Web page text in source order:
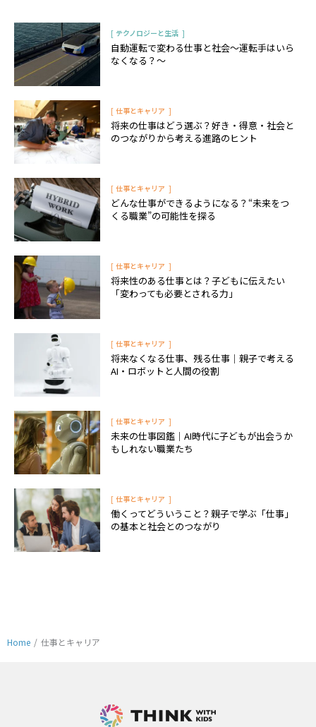
[ テクノロジーと生活 ]
自動運転で変わる仕事と社会〜運転手はいら
なくなる？〜
[ 仕事とキャリア ]
将来の仕事はどう選ぶ？好き・得意・社会と
のつながりから考える進路のヒント
[ 仕事とキャリア ]
どんな仕事ができるようになる？“未来をつ
くる職業”の可能性を探る
[ 仕事とキャリア ]
将来性のある仕事とは？子どもに伝えたい
「変わっても必要とされる力」
[ 仕事とキャリア ]
将来なくなる仕事、残る仕事｜親子で考える
AI・ロボットと人間の役割
[ 仕事とキャリア ]
未来の仕事図鑑｜AI時代に子どもが出会うか
もしれない職業たち
[ 仕事とキャリア ]
働くってどういうこと？親子で学ぶ「仕事」
の基本と社会とのつながり
Home / 仕事とキャリア